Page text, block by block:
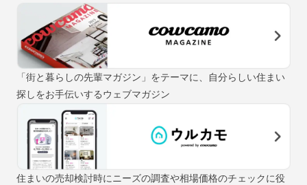
「街と暮らしの先輩マガジン」をテーマに、自分らしい住まい
探しをお手伝いするウェブマガジン
住まいの売却検討時にニーズの調査や相場価格のチェックに役